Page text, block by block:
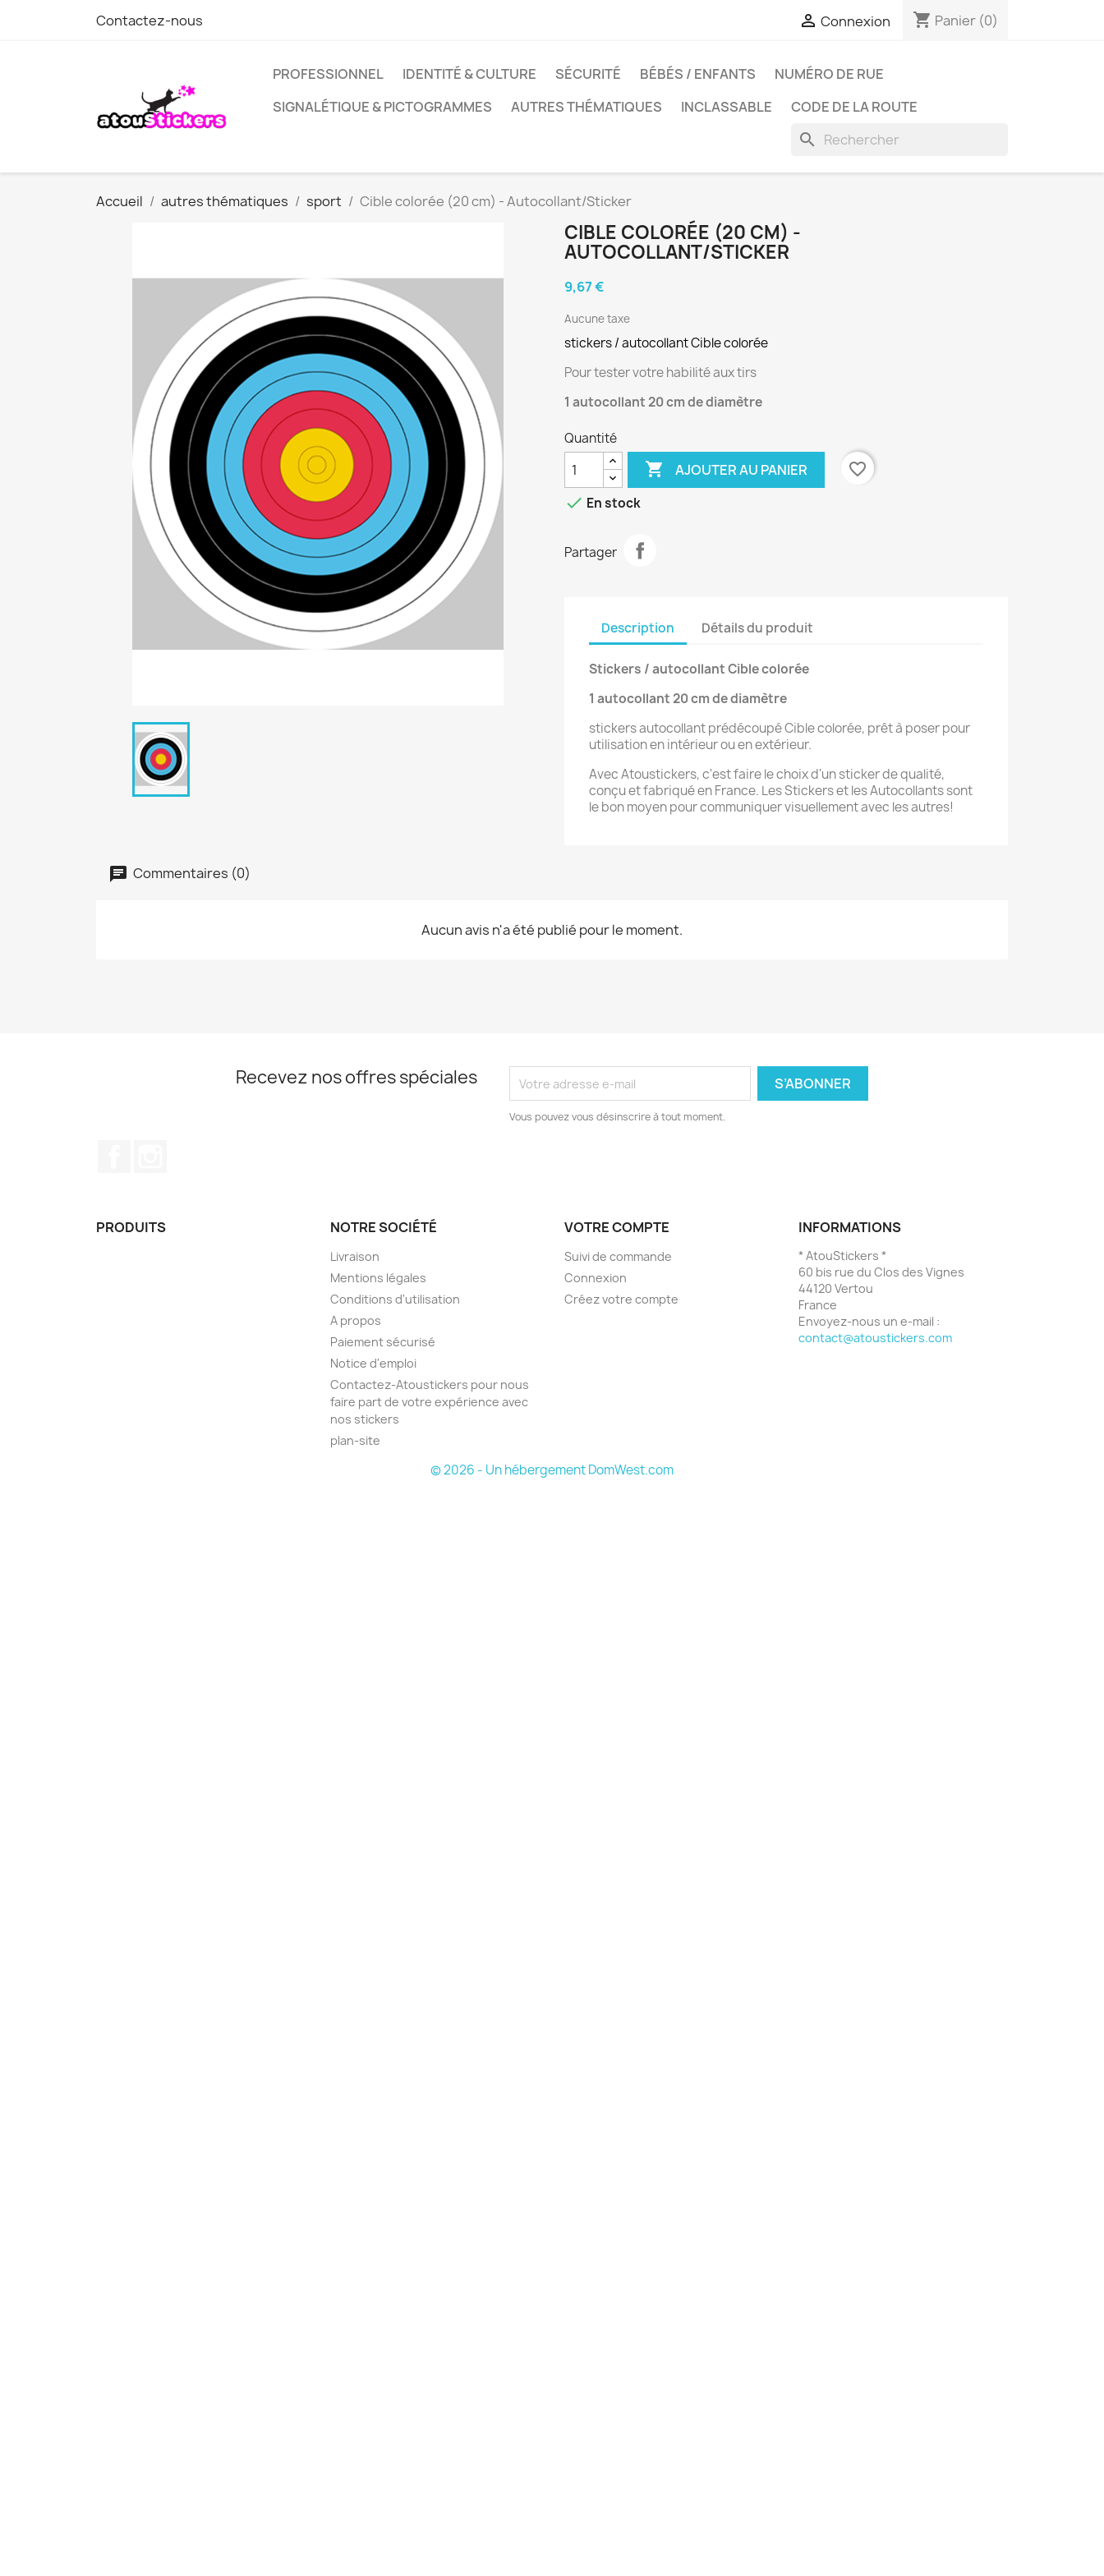
Contactez-nous  Connexion shopping_cart Panier (0)
PROFESSIONNEL IDENTITÉ & CULTURE SÉCURITÉ BÉBÉS / ENFANTS
NUMÉRO DE RUE
SIGNALÉTIQUE & PICTOGRAMMES
AUTRES THÉMATIQUES INCLASSABLE CODE DE LA ROUTE
search
Accueil autres thématiques sport Cible colorée (20 cm) - Autocollant/Sticker
CIBLE COLORÉE (20 CM) -
AUTOCOLLANT/STICKER
9,67 €
Aucune taxe
stickers / autocollant Cible colorée
Pour tester votre habilité aux tirs
1 autocollant 20 cm de diamètre
Quantité
 AJOUTER AU PANIER
favorite_border
 En stock
Partager
Description Détails du produit
Stickers / autocollant Cible colorée
1 autocollant 20 cm de diamètre
stickers autocollant prédécoupé Cible colorée, prêt à poser pour
utilisation en intérieur ou en extérieur.
Avec Atoustickers, c'est faire le choix d'un sticker de qualité,
conçu et fabriqué en France. Les Stickers et les Autocollants sont
le bon moyen pour communiquer visuellement avec les autres!
Commentaires (0)
Aucun avis n'a été publié pour le moment.
Recevez nos offres spéciales
Vous pouvez vous désinscrire à tout moment.
PRODUITS NOTRE SOCIÉTÉ
Livraison
Mentions légales
Conditions d'utilisation
A propos
Paiement sécurisé
Notice d'emploi
Contactez-Atoustickers pour nous
faire part de votre expérience avec
nos stickers
plan-site
VOTRE COMPTE
Suivi de commande
Connexion
Créez votre compte
INFORMATIONS
* AtouStickers *
60 bis rue du Clos des Vignes
44120 Vertou
France
Envoyez-nous un e-mail :
contact@atoustickers.com
© 2026 - Un hébergement DomWest.com